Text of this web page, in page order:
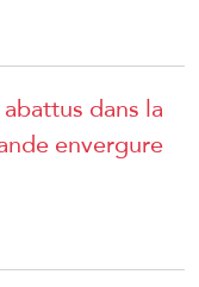
dans la
envergure